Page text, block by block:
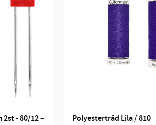
- 80/12 –
Polyestertråd Lila / 810